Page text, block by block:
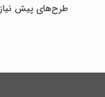
طرح‌های پیش